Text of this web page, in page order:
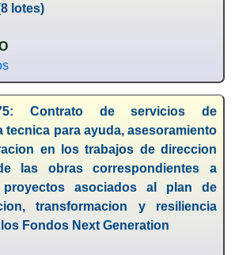
lotes)
Contrato de servicios de
tecnica para ayuda, asesoramiento
en los trabajos de direccion
las obras correspondientes a
proyectos asociados al plan de
transformacion y resiliencia
Fondos Next Generation